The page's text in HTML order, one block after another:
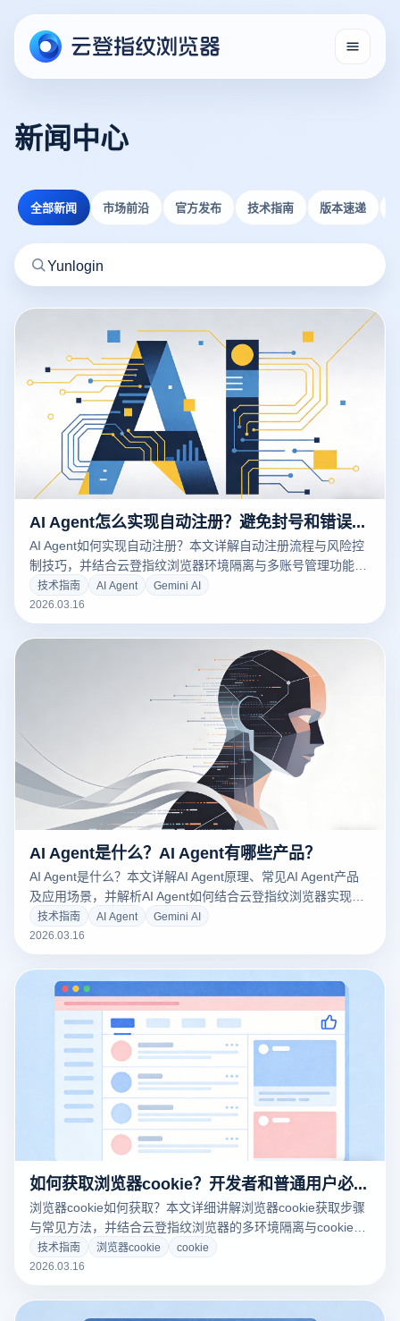
新闻中心
全部新闻 市场前沿 官方发布 技术指南 版本速递
AI Agent怎么实现自动注册？避免封号和错误操作的技巧汇总
AI Agent如何实现自动注册？本文详解自动注册流程与风险控
制技巧，并结合云登指纹浏览器环境隔离与多账号管理功能，
帮助提升注册稳定性与运营效率。
技术指南 AI Agent
Gemini AI
2026.03.16
AI Agent是什么？AI Agent有哪些产品？
AI Agent是什么？本文详解AI Agent原理、常见AI Agent产品
及应用场景，并解析AI Agent如何结合云登指纹浏览器实现多
账号自动化与安全管理。
技术指南 AI Agent
Gemini AI
2026.03.16
如何获取浏览器cookie？开发者和普通用户必看的操作步骤
浏览器cookie如何获取？本文详细讲解浏览器cookie获取步骤
与常见方法，并结合云登指纹浏览器的多环境隔离与cookie管
理功能，帮助开发者和普通用户高效管理账号数据。
技术指南 浏览器cookie
cookie
2026.03.16